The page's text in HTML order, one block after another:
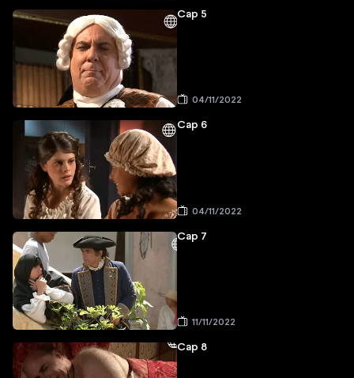
Cap 5
04/11/2022
Cap 6
04/11/2022
Cap 7
11/11/2022
Cap 8